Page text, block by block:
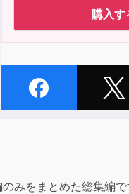
購入す
みをまとめた総集編